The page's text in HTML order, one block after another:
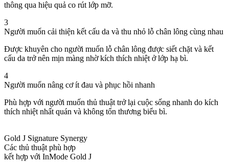
thông qua hiệu quả co rút lớp mỡ.
3
Người muốn cải thiện kết cấu da và thu nhỏ lỗ chân lông cùng nhau
Được khuyên cho người muốn lỗ chân lông được siết chặt và kết
cấu da trở nên mịn màng nhờ kích thích nhiệt ở lớp hạ bì.
4
Người muốn nâng cơ ít đau và phục hồi nhanh
Phù hợp với người muốn thủ thuật trở lại cuộc sống nhanh do kích
thích nhiệt nhất quán và không tổn thương biểu bì.
Gold J Signature Synergy
Các thủ thuật phù hợp
kết hợp với InMode Gold J